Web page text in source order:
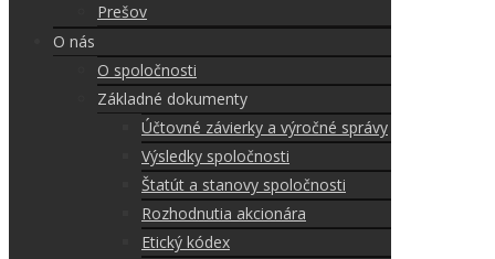
Prešov
O nás
O spoločnosti
Základné dokumenty
Účtovné závierky a výročné správy
Výsledky spoločnosti
Štatút a stanovy spoločnosti
Rozhodnutia akcionára
Etický kódex